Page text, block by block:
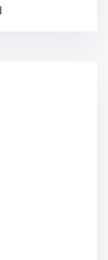
Temi Unici,